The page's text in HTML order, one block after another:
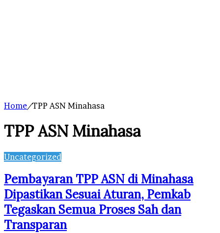
Home/TPP ASN Minahasa
TPP ASN Minahasa
Uncategorized
Pembayaran TPP ASN di Minahasa
Dipastikan Sesuai Aturan, Pemkab
Tegaskan Semua Proses Sah dan
Transparan